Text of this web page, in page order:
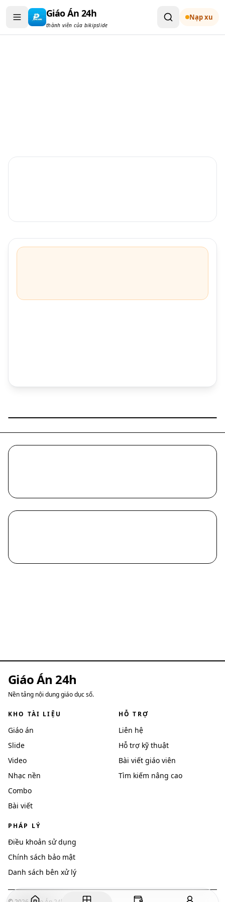
Giáo Án 24h
thành viên của bikipslide
Nạp xu
Bỏ qua đến nội dung
Giáo Án 24h
Nền tảng nội dung giáo dục số.
KHO TÀI LIỆU
Giáo án
Slide
Video
Nhạc nền
Combo
Bài viết
HỖ TRỢ
Liên hệ
Hỗ trợ kỹ thuật
Bài viết giáo viên
Tìm kiếm nâng cao
PHÁP LÝ
Điều khoản sử dụng
Chính sách bảo mật
Danh sách bên xử lý